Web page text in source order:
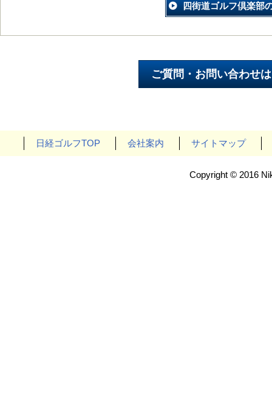
四街道ゴルフ倶楽部
日経ゴルフTOP 会社案内 サイトマップ
Copyright © 2016